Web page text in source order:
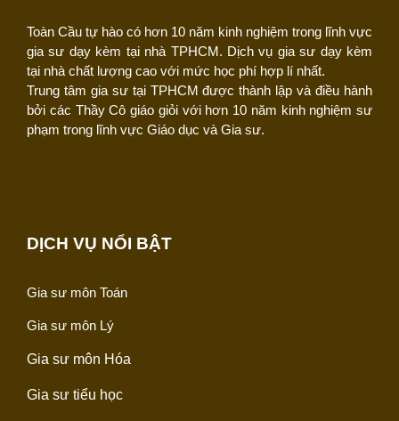
Toàn Cầu tự hào có hơn 10 năm kinh nghiệm trong lĩnh vực
gia sư dạy kèm tại nhà TPHCM. Dịch vụ gia sư dạy kèm
tại nhà chất lượng cao với mức học phí hợp lí nhất.
Trung tâm gia sư tại TPHCM được thành lập và điều hành
bởi các Thầy Cô giáo giỏi với hơn 10 năm kinh nghiệm sư
phạm trong lĩnh vực Giáo dục và Gia sư.
DỊCH VỤ NỔI BẬT
Gia sư môn Toán
Gia sư môn Lý
Gia sư môn Hóa
Gia sư tiểu học